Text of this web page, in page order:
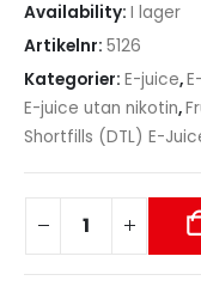
Availability: I lager
Artikelnr: 5126
Kategorier: E-juice,
E-juice utan nikotin,
Shortfills (DTL) E-